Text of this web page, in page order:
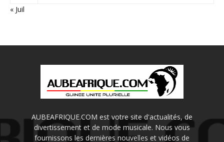
« Juil
AUBEAFRIQUE.COM est votre site d'actualités, de
divertissement et de mode musicale. Nous vous
fournissons les dernières nouvelles et vidéos de